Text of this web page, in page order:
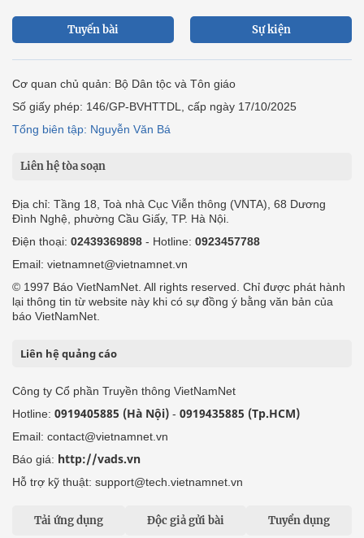
Tuyến bài Sự kiện
Cơ quan chủ quản: Bộ Dân tộc và Tôn giáo
Số giấy phép: 146/GP-BVHTTDL, cấp ngày 17/10/2025
Tổng biên tập: Nguyễn Văn Bá
Liên hệ tòa soạn
Địa chỉ: Tầng 18, Toà nhà Cục Viễn thông (VNTA), 68 Dương
Đình Nghệ, phường Cầu Giấy, TP. Hà Nội.
Điện thoại: 02439369898 - Hotline: 0923457788
Email: vietnamnet@vietnamnet.vn
© 1997 Báo VietNamNet. All rights reserved. Chỉ được phát hành
lại thông tin từ website này khi có sự đồng ý bằng văn bản của
báo VietNamNet.
Liên hệ quảng cáo
Công ty Cổ phần Truyền thông VietNamNet
Hotline: 0919405885 (Hà Nội) - 0919435885 (Tp.HCM)
Email: contact@vietnamnet.vn
Báo giá: http://vads.vn
Hỗ trợ kỹ thuật: support@tech.vietnamnet.vn
Tải ứng dụng Độc giả gửi bài Tuyển dụng